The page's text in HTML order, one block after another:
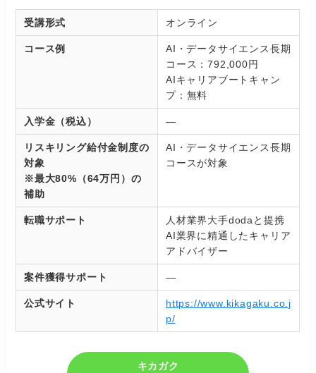
受講形式 オンライン
コース例
AI・データサイエンス長期
コース：792,000円
AIキャリアブートキャン
プ：無料
入学金（税込） ―
リスキリング給付金制度の
対象
※最大80%（64万円）の
補助
AI・データサイエンス長期
コースが対象
転職サポート
人材業界大手dodaと提携
AI業界に精通したキャリア
アドバイザー
案件獲得サポート ―
公式サイト
https://www.kikagaku.co.j
p/
キカガク